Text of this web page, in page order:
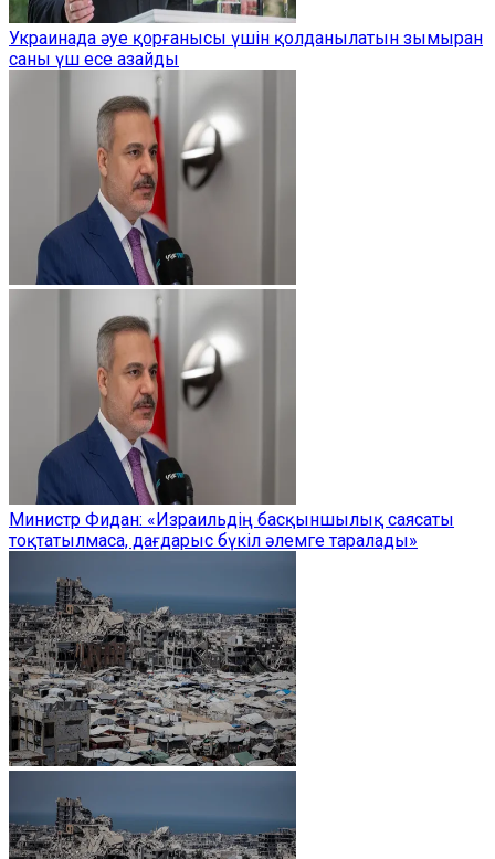
Украинада әуе қорғанысы үшін қолданылатын зымыран
саны үш есе азайды
Министр Фидан: «Израильдің басқыншылық саясаты
тоқтатылмаса, дағдарыс бүкіл әлемге таралады»